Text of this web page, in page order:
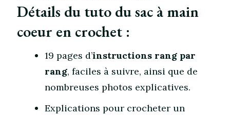
Détails du tuto du sac à main
coeur en crochet :
19 pages d’instructions rang par
rang, faciles à suivre, ainsi que de
nombreuses photos explicatives.
Explications pour crocheter un